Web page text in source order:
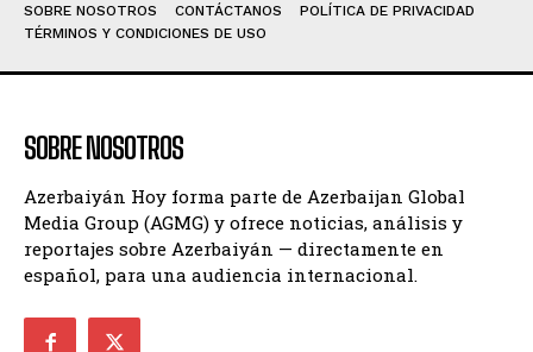
SOBRE NOSOTROS CONTÁCTANOS
POLÍTICA DE PRIVACIDAD
TÉRMINOS Y CONDICIONES DE USO
SOBRE NOSOTROS
Azerbaiyán Hoy forma parte de Azerbaijan Global
Media Group (AGMG) y ofrece noticias, análisis y
reportajes sobre Azerbaiyán — directamente en
español, para una audiencia internacional.